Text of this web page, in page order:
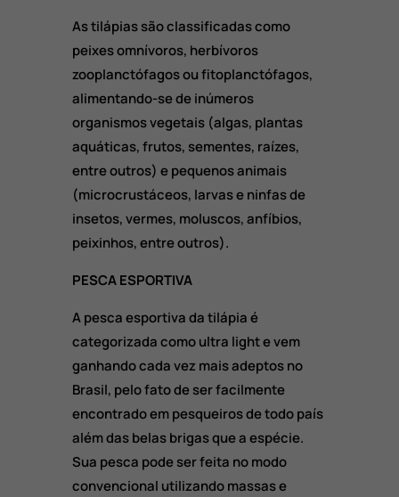
As tilápias são classificadas como
peixes omnívoros, herbívoros
zooplanctófagos ou fitoplanctófagos,
alimentando-se de inúmeros
organismos vegetais (algas, plantas
aquáticas, frutos, sementes, raízes,
entre outros) e pequenos animais
(microcrustáceos, larvas e ninfas de
insetos, vermes, moluscos, anfíbios,
peixinhos, entre outros).
PESCA ESPORTIVA
A pesca esportiva da tilápia é
categorizada como ultra light e vem
ganhando cada vez mais adeptos no
Brasil, pelo fato de ser facilmente
encontrado em pesqueiros de todo país
além das belas brigas que a espécie.
Sua pesca pode ser feita no modo
convencional utilizando massas e